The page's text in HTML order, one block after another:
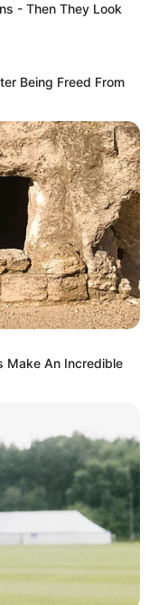
- Then They Look
Being Freed From
Make An Incredible